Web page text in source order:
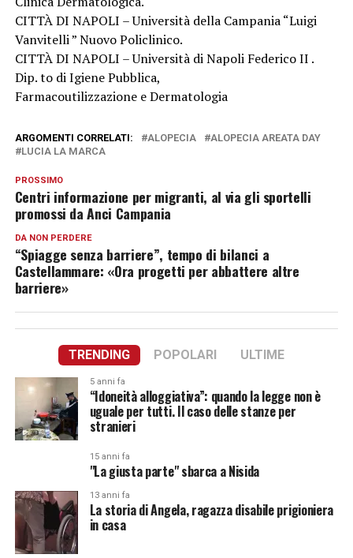
CITTÀ DI NAPOLI – Università della Campania “Luigi
Vanvitelli ” Nuovo Policlinico.
CITTÀ DI NAPOLI – Università di Napoli Federico II .
Dip. to di Igiene Pubblica,
Farmacoutilizzazione e Dermatologia
ARGOMENTI CORRELATI: ALOPECIA
ALOPECIA AREATA DAY
LUCIA LA MARCA
PROSSIMO
Centri informazione per migranti, al via gli sportelli
promossi da Anci Campania
DA NON PERDERE
“Spiagge senza barriere”, tempo di bilanci a
Castellammare: «Ora progetti per abbattere altre
barriere»
TRENDING POPOLARI ULTIME
5 anni fa
“Idoneità alloggiativa”: quando la legge non è
uguale per tutti. Il caso delle stanze per
stranieri
15 anni fa
"La giusta parte" sbarca a Nisida
13 anni fa
La storia di Angela, ragazza disabile prigioniera
in casa